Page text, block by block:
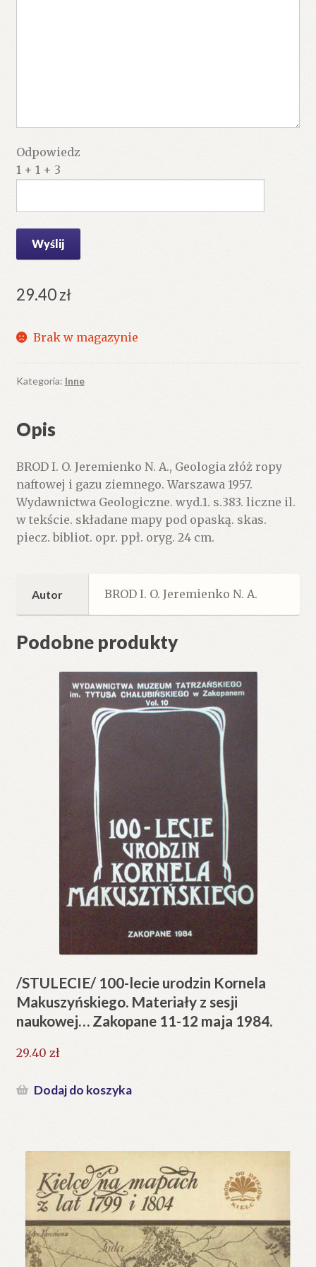
Odpowiedz
1 + 1 + 3
29.40zł
Brak w magazynie
Kategoria: Inne
Opis
BROD I. O. Jeremienko N. A., Geologia złóż ropy
naftowej i gazu ziemnego. Warszawa 1957.
Wydawnictwa Geologiczne. wyd.1. s.383. liczne il.
w tekście. składane mapy pod opaską. skas.
piecz. bibliot. opr. ppł. oryg. 24 cm.
Autor BROD I. O. Jeremienko N. A.
Podobne produkty
/STULECIE/ 100-lecie urodzin Kornela
Makuszyńskiego. Materiały z sesji
naukowej… Zakopane 11-12 maja 1984.
29.40 zł
Dodaj do koszyka